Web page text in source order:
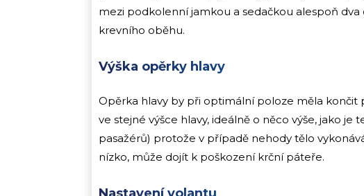
mezi podkolenní jamkou a sedačkou alespoň
krevního oběhu.
Výška opěrky hlavy
Opěrka hlavy by při optimální poloze měla končit
ve stejné výšce hlavy, ideálně o něco výše, jako je
pasažérů) protože v případě nehody tělo
nízko, může dojít k poškození krční páteře.